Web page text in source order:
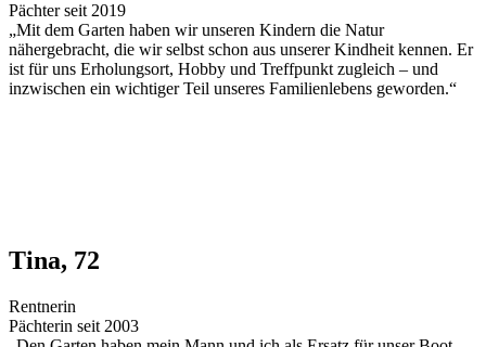
Pächter seit 2019
„Mit dem Garten haben wir unseren Kindern die Natur
nähergebracht, die wir selbst schon aus unserer Kindheit kennen. Er
ist für uns Erholungsort, Hobby und Treffpunkt zugleich – und
inzwischen ein wichtiger Teil unseres Familienlebens geworden.“
Tina, 72
Rentnerin
Pächterin seit 2003